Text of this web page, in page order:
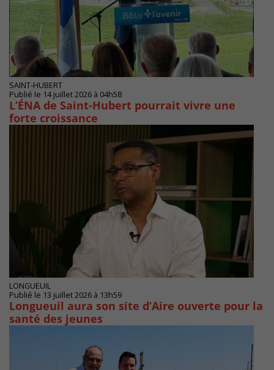
SAINT-HUBERT
Publié le 14 juillet 2026 à 04h58
L’ÉNA de Saint-Hubert pourrait vivre une
forte croissance
LONGUEUIL
Publié le 13 juillet 2026 à 13h59
Longueuil aura son site d’Aire ouverte pour la
santé des jeunes